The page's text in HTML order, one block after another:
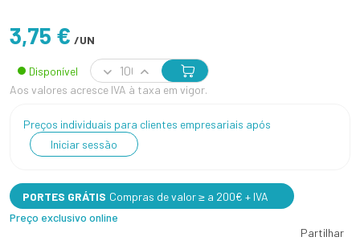
3,75 € /UN
Disponível
Aos valores acresce IVA à taxa em vigor.
Preços individuais para clientes empresariais após
Iniciar sessão
PORTES GRÁTIS Compras de valor ≥ a 200€ + IVA
Preço exclusivo online
Partilhar